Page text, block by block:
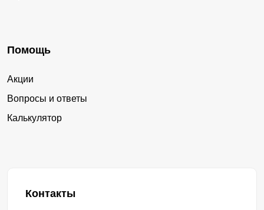
Помощь
Акции
Вопросы и ответы
Калькулятор
Контакты